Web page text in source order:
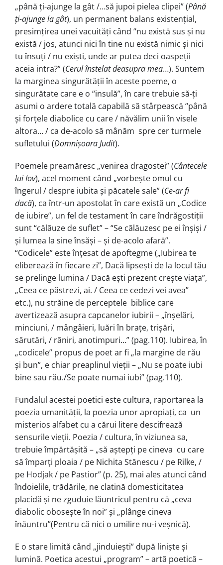
„până ți-ajunge la gât /…să jupoi pielea clipei” (Până
ți-ajunge la gât), un permanent balans existențial,
presimțirea unei vacuități când “nu există sus şi nu
există / jos, atunci nici în tine nu există nimic şi nici
tu însuți / nu exişti, unde ar putea deci oaspeții
aceia intra?” (Cerul înstelat deasupra mea…). Suntem
la marginea singurătății în aceste poeme, o
singurătate care e o “insulă”, în care trebuie să-ți
asumi o ardere totală capabilă să stârpească “până
şi forțele diabolice cu care / năvălim unii în visele
altora… / ca de-acolo să mânăm spre cer turmele
sufletului (Domnişoara Judit).
Poemele preamăresc „venirea dragostei” (Cântecele
lui Iov), acel moment când „vorbeşte omul cu
îngerul / despre iubita şi păcatele sale” (Ce-ar fi
dacă), ca într-un apostolat în care există un „Codice
de iubire”, un fel de testament în care îndrăgostiții
sunt “călăuze de suflet” – “Se călăuzesc pe ei înşişi /
şi lumea la sine însăşi – şi de-acolo afară”.
“Codicele” este înțesat de apoftegme („Iubirea te
eliberează în fiecare zi”, Dacă lipseşti de la locul tău
se prelinge lumina / Dacă eşti prezent creşte viața”,
„Ceea ce păstrezi, ai. / Ceea ce cedezi vei avea”
etc.), nu străine de perceptele biblice care
avertizează asupra capcanelor iubirii – „înşelări,
minciuni, / mângâieri, luări în brațe, trişări,
sărutări, / răniri, anotimpuri…” (pag.110). Iubirea, în
„codicele” propus de poet ar fi „la margine de rău
şi bun”, e chiar preaplinul vieții – „Nu se poate iubi
bine sau rău./Se poate numai iubi” (pag.110).
Fundalul acestei poetici este cultura, raportarea la
poezia umanității, la poezia unor apropiați, ca un
misterios alfabet cu a cărui litere descifrează
sensurile vieții. Poezia / cultura, în viziunea sa,
trebuie împărtăşită – „să aştepți pe cineva cu care
să împarți ploaia / pe Nichita Stănescu / pe Rilke, /
pe Hodjak / pe Pastior” (p. 25), mai ales atunci când
îndoielile, trădările, ne clatină domesticitatea
placidă şi ne zguduie lăuntricul pentru că „ceva
diabolic oboseşte în noi” şi „plânge cineva
înăuntru”(Pentru că nici o umilire nu-i veşnică).
E o stare limită când „jinduieşti” după linişte şi
lumină. Poetica acestui „program” – artă poetică –